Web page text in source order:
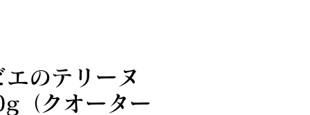
エのテリーヌ
（クオーター